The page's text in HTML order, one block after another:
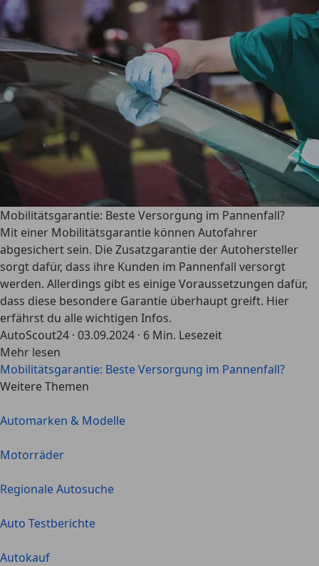
Mobilitätsgarantie: Beste Versorgung im Pannenfall?
Mit einer Mobilitätsgarantie können Autofahrer
abgesichert sein. Die Zusatzgarantie der Autohersteller
sorgt dafür, dass ihre Kunden im Pannenfall versorgt
werden. Allerdings gibt es einige Voraussetzungen dafür,
dass diese besondere Garantie überhaupt greift. Hier
erfährst du alle wichtigen Infos.
AutoScout24 · 03.09.2024 · 6 Min. Lesezeit
Mehr lesen
Mobilitätsgarantie: Beste Versorgung im Pannenfall?
Weitere Themen
Automarken & Modelle
Motorräder
Regionale Autosuche
Auto Testberichte
Autokauf